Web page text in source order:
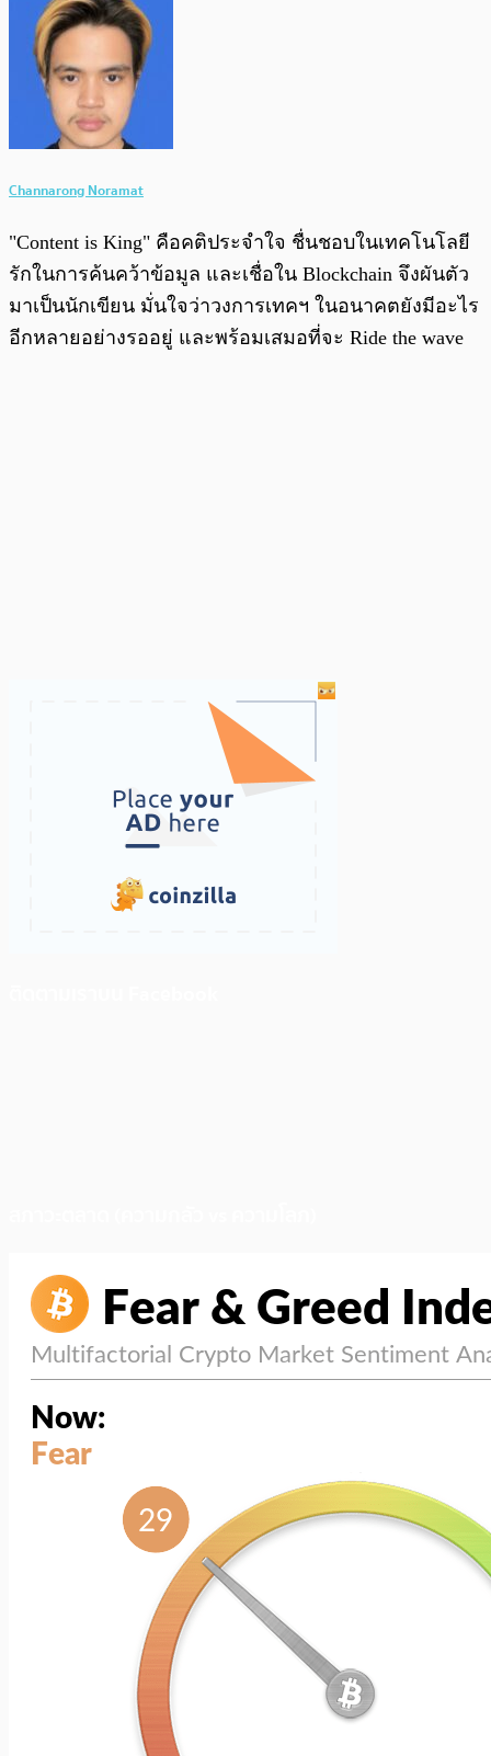
Channarong Noramat
"Content is King" คือคติประจำใจ ชื่นชอบในเทคโนโลยี
รักในการค้นคว้าข้อมูล และเชื่อใน Blockchain จึงผันตัว
มาเป็นนักเขียน มั่นใจว่าวงการเทคฯ ในอนาคตยังมีอะไร
อีกหลายอย่างรออยู่ และพร้อมเสมอที่จะ Ride the wave